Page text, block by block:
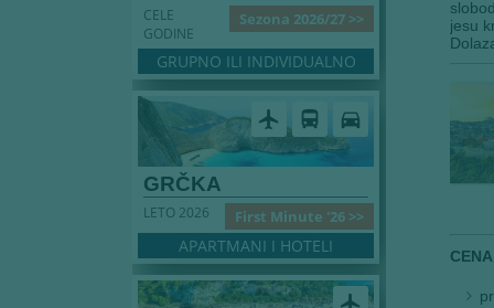
jesu
Sezona 2026/27 >>
CELE
GODINE
GRUPNO ILI INDIVIDUALNO
airplanemode_active directions_bus directions_car
GRČKA
First Minute '26 >>
LETO 2026
APARTMANI I HOTELI